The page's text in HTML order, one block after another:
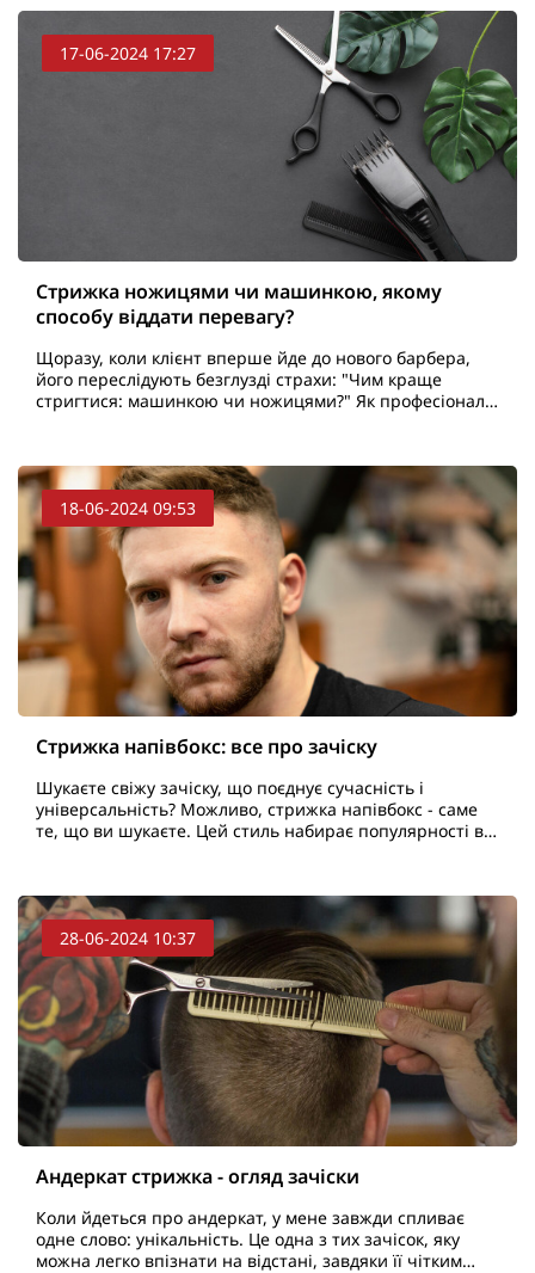
17-06-2024 17:27
Стрижка ножицями чи машинкою, якому
способу віддати перевагу?
Щоразу, коли клієнт вперше йде до нового барбера,
його переслідують безглузді страхи: "Чим краще
стригтися: машинкою чи ножицями?" Як професіонал,
18-06-2024 09:53
Стрижка напівбокс: все про зачіску
Шукаєте свіжу зачіску, що поєднує сучасність і
універсальність? Можливо, стрижка напівбокс - саме
те, що ви шукаєте. Цей стиль набирає популярності в
28-06-2024 10:37
Андеркат стрижка - огляд зачіски
Коли йдеться про андеркат, у мене завжди спливає
одне слово: унікальність. Це одна з тих зачісок, яку
можна легко впізнати на відстані, завдяки її чітким